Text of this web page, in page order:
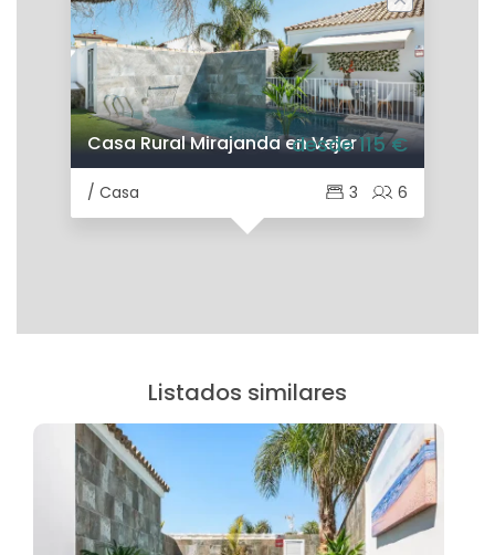
Casa Rural Mirajanda en Vejer
/ Casa 6
3
desde 115 €
Listados similares